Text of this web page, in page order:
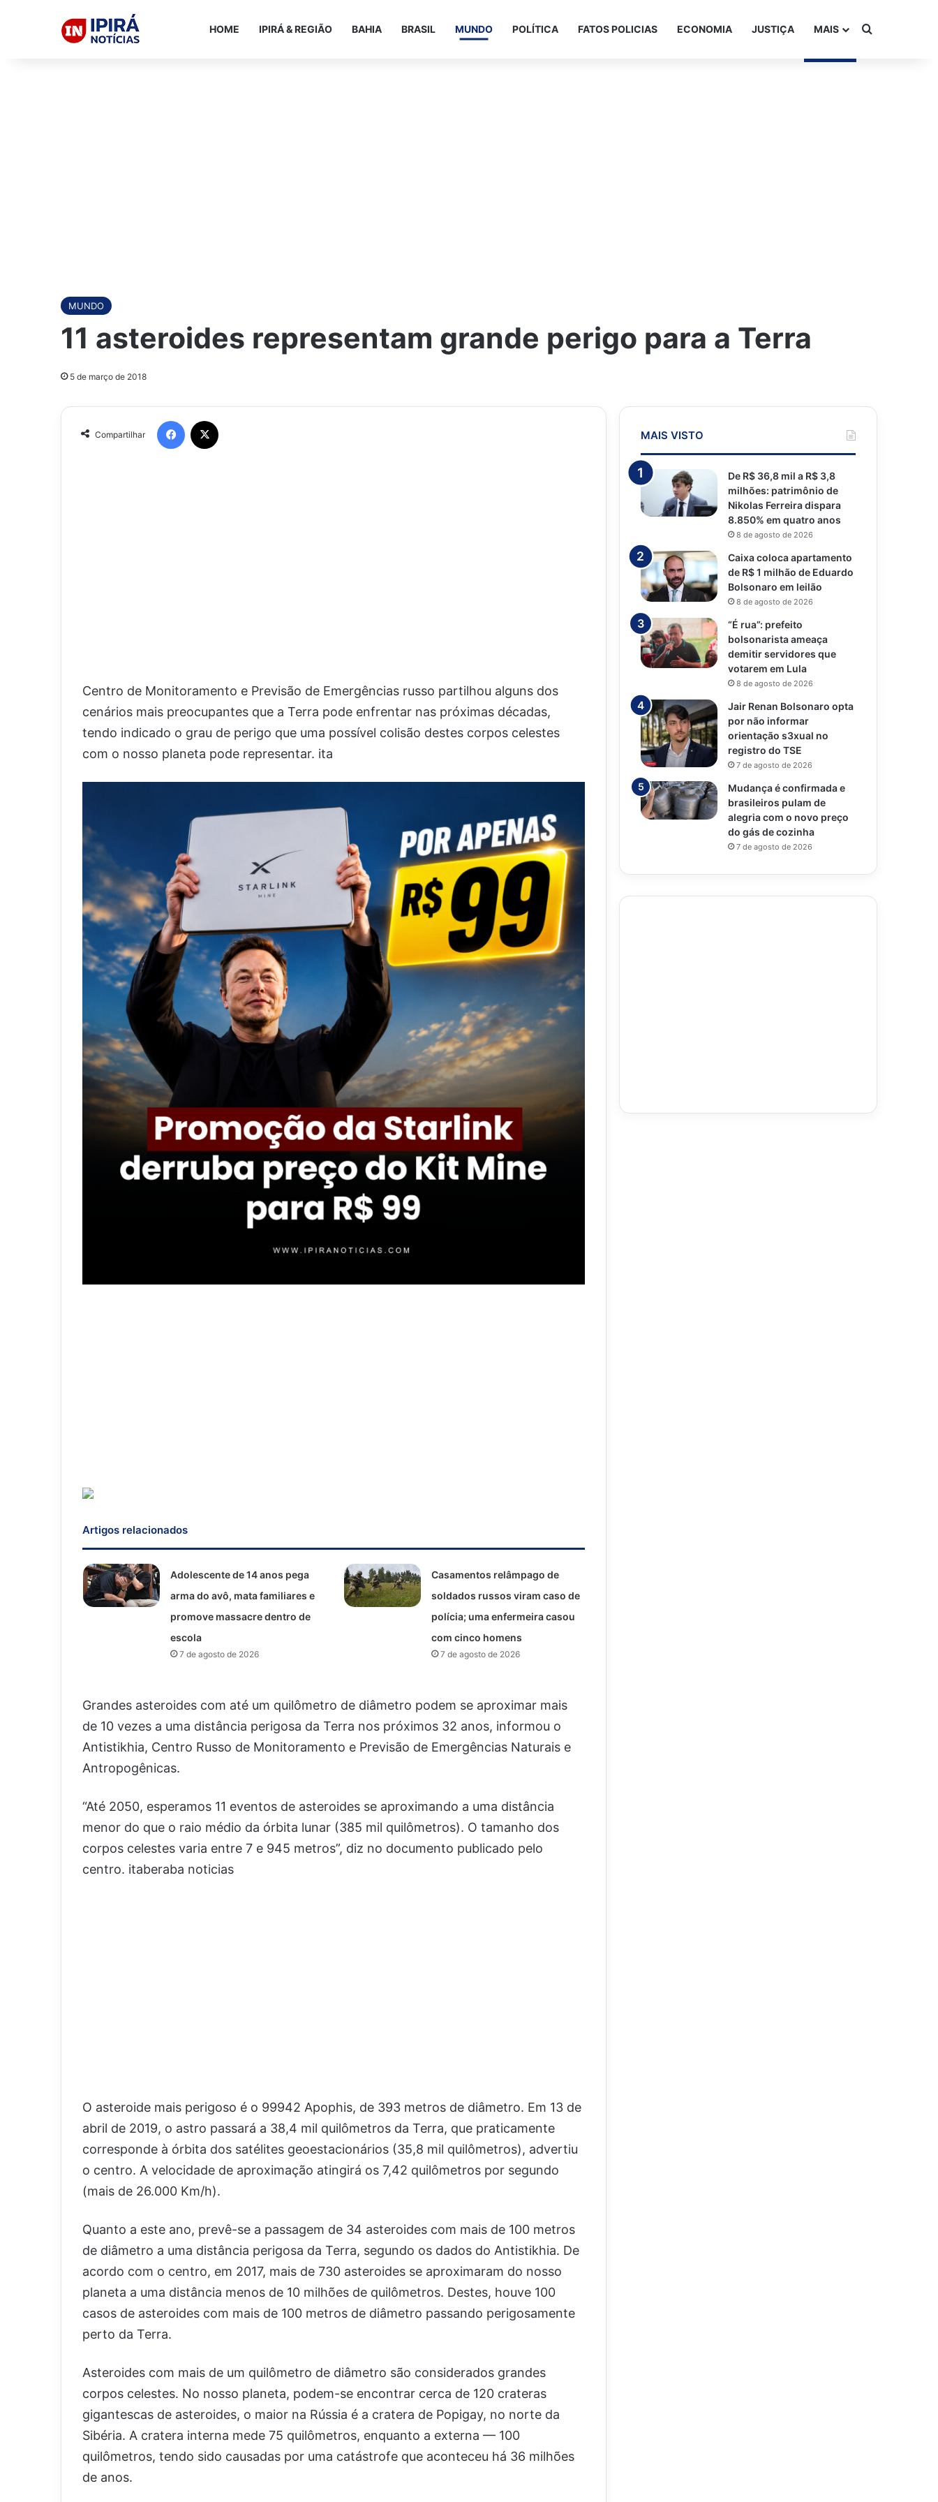
HOME IPIRÁ & REGIÃO BAHIA BRASIL MUNDO POLÍTICA FATOS POLICIAS ECONOMIA JUSTIÇA MAIS Procurar
MUNDO
11 asteroides representam grande perigo para a Terra
5 de março de 2018
Compartilhar
Centro de Monitoramento e Previsão de Emergências russo partilhou alguns dos
cenários mais preocupantes que a Terra pode enfrentar nas próximas décadas,
tendo indicado o grau de perigo que uma possível colisão destes corpos celestes
com o nosso planeta pode representar. ita
Artigos relacionados
Adolescente de 14 anos pega
arma do avô, mata familiares e
promove massacre dentro de
escola
7 de agosto de 2026
Casamentos relâmpago de
soldados russos viram caso de
polícia; uma enfermeira casou
com cinco homens
7 de agosto de 2026
Grandes asteroides com até um quilômetro de diâmetro podem se aproximar mais
de 10 vezes a uma distância perigosa da Terra nos próximos 32 anos, informou o
Antistikhia, Centro Russo de Monitoramento e Previsão de Emergências Naturais e
Antropogênicas.
“Até 2050, esperamos 11 eventos de asteroides se aproximando a uma distância
menor do que o raio médio da órbita lunar (385 mil quilômetros). O tamanho dos
corpos celestes varia entre 7 e 945 metros”, diz no documento publicado pelo
centro. itaberaba noticias
O asteroide mais perigoso é o 99942 Apophis, de 393 metros de diâmetro. Em 13 de
abril de 2019, o astro passará a 38,4 mil quilômetros da Terra, que praticamente
corresponde à órbita dos satélites geoestacionários (35,8 mil quilômetros), advertiu
o centro. A velocidade de aproximação atingirá os 7,42 quilômetros por segundo
(mais de 26.000 Km/h).
Quanto a este ano, prevê-se a passagem de 34 asteroides com mais de 100 metros
de diâmetro a uma distância perigosa da Terra, segundo os dados do Antistikhia. De
acordo com o centro, em 2017, mais de 730 asteroides se aproximaram do nosso
planeta a uma distância menos de 10 milhões de quilômetros. Destes, houve 100
casos de asteroides com mais de 100 metros de diâmetro passando perigosamente
perto da Terra.
Asteroides com mais de um quilômetro de diâmetro são considerados grandes
corpos celestes. No nosso planeta, podem-se encontrar cerca de 120 crateras
gigantescas de asteroides, o maior na Rússia é a cratera de Popigay, no norte da
Sibéria. A cratera interna mede 75 quilômetros, enquanto a externa — 100
quilômetros, tendo sido causadas por uma catástrofe que aconteceu há 36 milhões
de anos.
MAIS VISTO
De R$ 36,8 mil a R$ 3,8
milhões: patrimônio de
Nikolas Ferreira dispara
8.850% em quatro anos
8 de agosto de 2026
Caixa coloca apartamento
de R$ 1 milhão de Eduardo
Bolsonaro em leilão
8 de agosto de 2026
“É rua”: prefeito
bolsonarista ameaça
demitir servidores que
votarem em Lula
8 de agosto de 2026
Jair Renan Bolsonaro opta
por não informar
orientação s3xual no
registro do TSE
7 de agosto de 2026
Mudança é confirmada e
brasileiros pulam de
alegria com o novo preço
do gás de cozinha
7 de agosto de 2026